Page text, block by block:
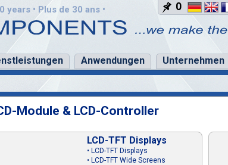
years • Plus de 30 ans • 0
Anwendungen Unternehmen
Module & LCD-Controller
LCD-TFT Displays
• LCD-TFT Displays
• LCD-TFT Wide Screens